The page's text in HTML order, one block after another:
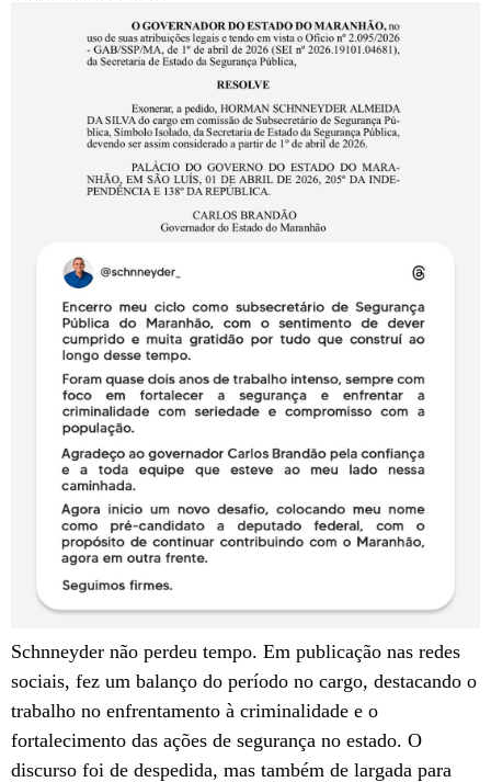
Schnneyder não perdeu tempo. Em publicação nas redes
sociais, fez um balanço do período no cargo, destacando o
trabalho no enfrentamento à criminalidade e o
fortalecimento das ações de segurança no estado. O
discurso foi de despedida, mas também de largada para